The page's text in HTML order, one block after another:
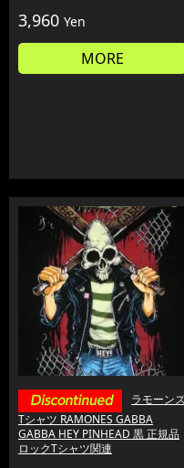
3,960 Yen
MORE
ラモーン
Tシャツ RAMONES GABBA
GABBA HEY PINHEAD 黒 正規品
ロックTシャツ関連